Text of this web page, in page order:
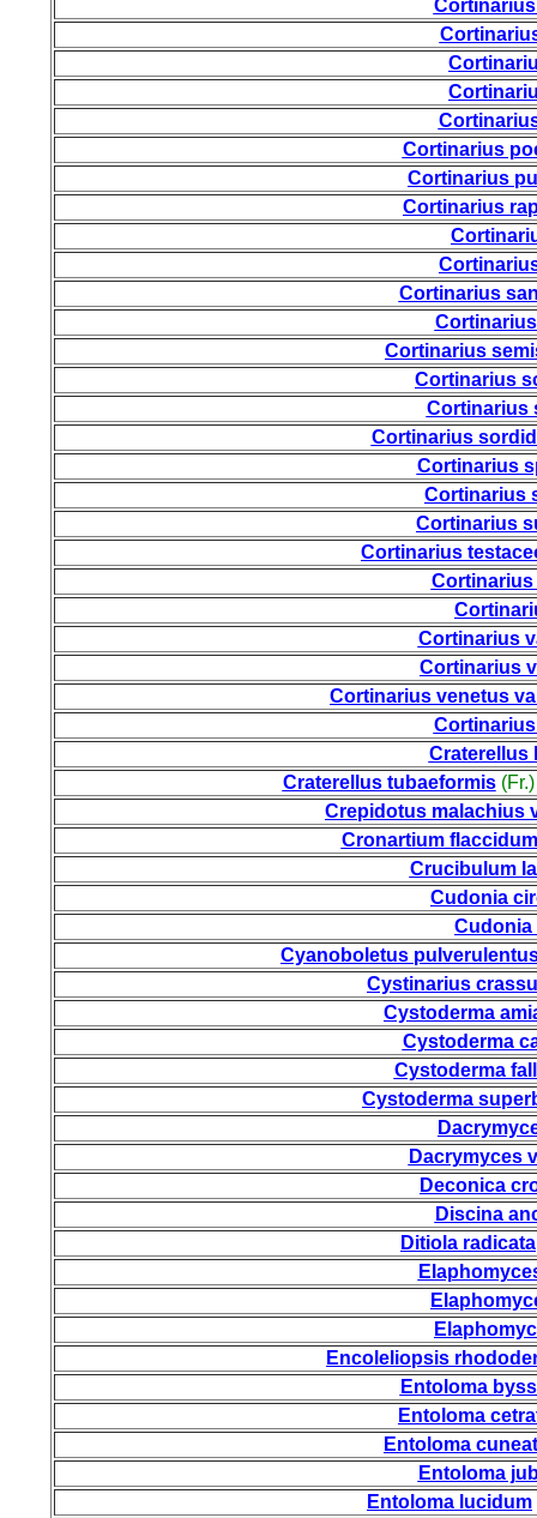
Cortinarius
Cortinarius
Cortinarius
Cortinarius
Cortinarius
Cortinarius
Cortinarius
Cortinarius
Cortinarius
Cortinarius
Cortinarius
Cortinarius
Cortinarius
Cortinarius
Cortinarius venetus
Craterellus
Craterellus tubaeformis(Fr.)
Crepidotus malachius
Cronartium flaccidum
Crucibulum
Cudonia
Cyanoboletus
Cystinarius
Cystoderma
Cystoderma
Cystoderma
Cystoderma
Dacrymyces
Deconica
Discina
Ditiola radicata
Encoleliopsis
Entoloma
Entoloma
Entoloma
Entoloma
Entoloma lucidum